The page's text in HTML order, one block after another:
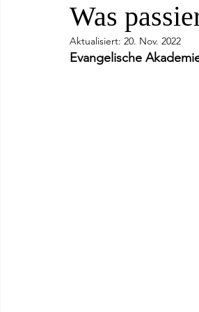
Was
Aktualisiert: 20. Nov. 2022
Evangelische